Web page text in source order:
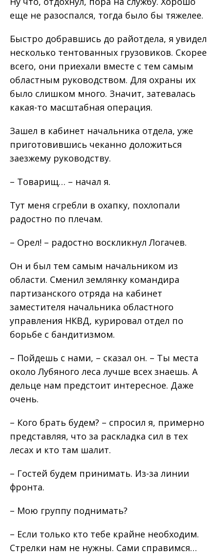
еще не разоспался, тогда было бы тяжелее.
Быстро добравшись до райотдела, я увидел
несколько тентованных грузовиков. Скорее
всего, они приехали вместе с тем самым
областным руководством. Для охраны их
было слишком много. Значит, затевалась
какая-то масштабная операция.
Зашел в кабинет начальника отдела, уже
приготовившись чеканно доложиться
заезжему руководству.
– Товарищ… – начал я.
Тут меня сгребли в охапку, похлопали
радостно по плечам.
– Орел! – радостно воскликнул Логачев.
Он и был тем самым начальником из
области. Сменил землянку командира
партизанского отряда на кабинет
заместителя начальника областного
управления НКВД, курировал отдел по
борьбе с бандитизмом.
– Пойдешь с нами, – сказал он. – Ты места
около Лубяного леса лучше всех знаешь. А
дельце нам предстоит интересное. Даже
очень.
– Кого брать будем? – спросил я, примерно
представляя, что за раскладка сил в тех
лесах и кто там шалит.
– Гостей будем принимать. Из-за линии
фронта.
– Мою группу поднимать?
– Если только кто тебе крайне необходим.
Стрелки нам не нужны. Сами справимся…